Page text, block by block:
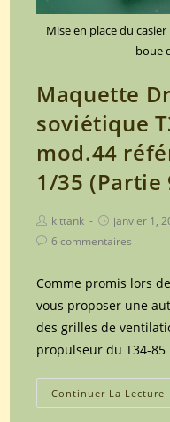
Mise en place du
boue
Maquette
soviétique
mod.44
1/35 (Partie
Post
author:
kittank
Postjanvier 1,
Post6 commentaires
Comme promis lors
vous proposer une
des grilles de
propulseur du T34-
Continuer La Lecture